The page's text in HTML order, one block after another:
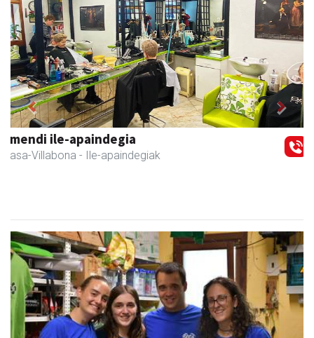
Amane
Amasa-Villabona - Arropa-dendak
Previous Next